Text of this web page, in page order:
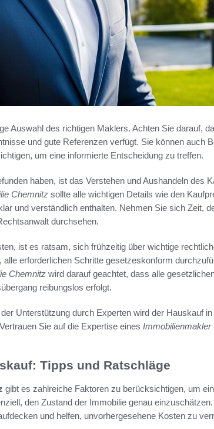
Auswahl des richtigen Maklers. Achten Sie darauf,
und gute Referenzen verfügt. Sie können auch
um eine informierte Entscheidung zu treffen.
haben, ist das Verstehen und Aushandeln des
Chemnitz sollte alle wichtigen Details wie den
und verständlich enthalten. Nehmen Sie sich Zeit,
durchsehen.
ist es ratsam, sich frühzeitig über wichtige
alle erforderlichen Schritte gesetzeskonform
Chemnitz wird darauf geachtet, dass alle
reibungslos erfolgt.
Unterstützung durch Experten wird der Hauskauf
Sie auf die Expertise eines Immobilienmakler
Tipps und Ratschläge
gibt es zahlreiche Faktoren zu berücksichtigen, um
den Zustand der Immobilie genau
und helfen, unvorhergesehene Kosten zu